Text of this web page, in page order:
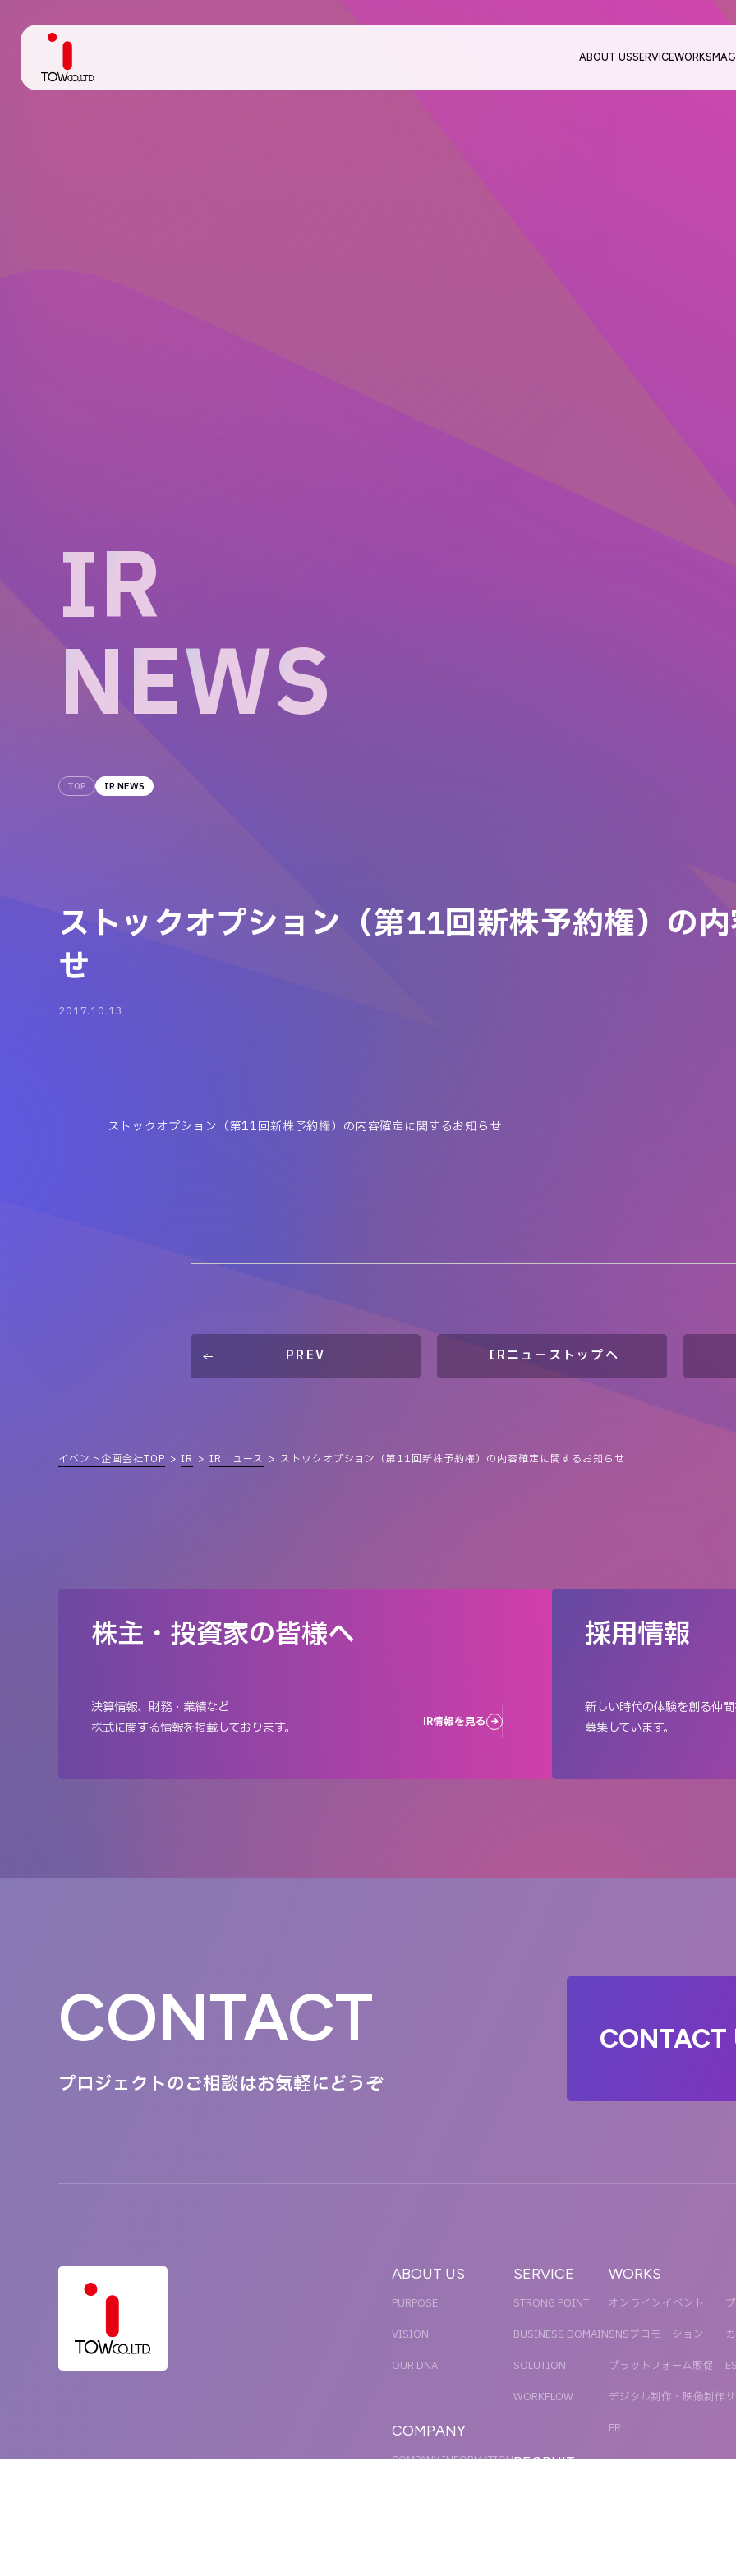
ABOUT USSERVICEWORKS
IR
NEWS
TOP IR NEWS
ストックオプション（第11回新株予約権）の
せ
2017.10.13
ストックオプション（第11回新株予約権）の内容確定に関するお知らせ
PREV IRニューストップへ
イベント企画会社TOP IR IRニュース ストックオプション（第11回新株予約権）の内容確定に関するお知らせ
株主・投資家の皆様へ
決算情報、財務・業績など
株式に関する情報を掲載しております。
IR情報を見る
採用情報
新しい時代の体験を創る仲
募集しています。
CONTACT
プロジェクトのご相談はお気軽にどうぞ
CONTACT
ABOUT US
PURPOSE
VISION
OUR DNA
COMPANY
COMPANY INFORMATION
SERVICE
STRONG POINT
BUSINESS DOMAIN
SOLUTION
WORKFLOW
RECRUIT
WORKS
オンラインイベント
SNSプロモーション
プラットフォーム販促
デジタル制作・映像制作
PR